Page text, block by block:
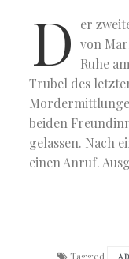
D
er
von
Ruhe
Trubel des
beiden
gelassen. Nach
einen Anruf.
Tagged